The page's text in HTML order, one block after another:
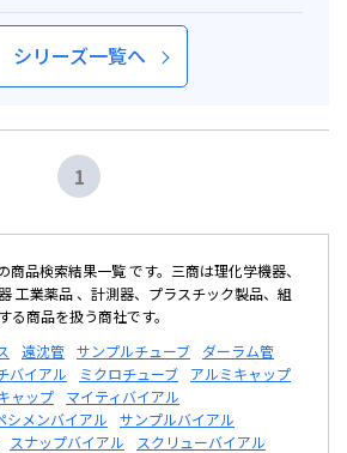
シリーズ一覧へ
1
商品検索結果一覧 です。三商は理化学機器、
工業薬品 、計測器、プラスチック製品、組
商品を扱う商社です。
遠沈管 サンプルチューブ
ダーラム管
バイアル ミクロチューブ
アルミキャップ
ャップ
マイティバイアル
シメンバイアル
サンプルバイアル
スナップバイアル
スクリューバイアル